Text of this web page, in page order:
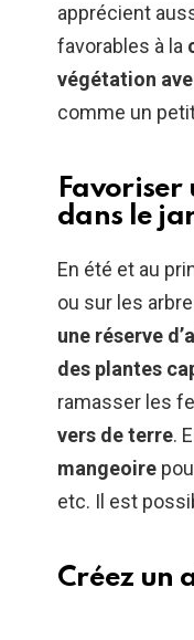
apprécient
favorables à la
végétation
comme un
Favoriser
dans le
En été et au
ou sur les
une réserve
des plantes
ramasser les
vers de terre.
mangeoire
etc. Il est
Créez un